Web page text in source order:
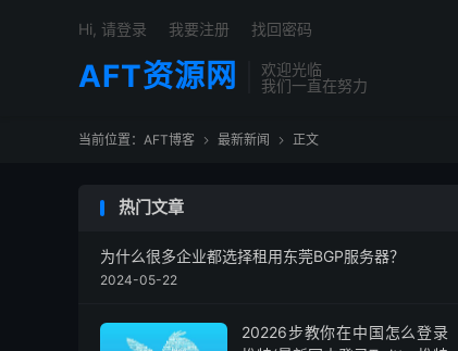
AFT资源网
欢迎光临
我们一直在努力
Hi, 请登录 我要注册 找回密码
当前位置： AFT博客  最新新闻  正文
热门文章
为什么很多企业都选择租用东莞BGP服务器？
2024-05-22
20226步教你在中国怎么登录